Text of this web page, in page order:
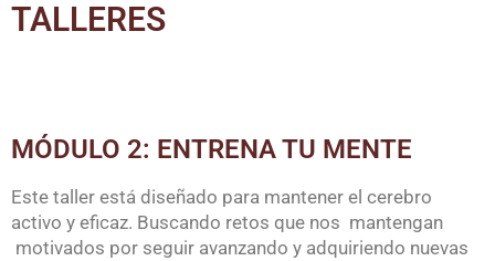
TALLERES
MÓDULO 2: ENTRENA TU MENTE
Este taller está diseñado para mantener el cerebro
activo y eficaz. Buscando retos que nos mantengan
motivados por seguir avanzando y adquiriendo nuevas